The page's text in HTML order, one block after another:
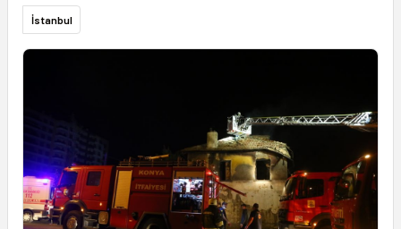
İstanbul